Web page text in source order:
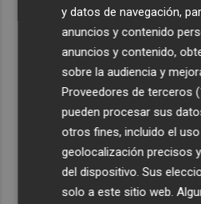
y datos de navegación,
anuncios y contenido
anuncios y contenido,
sobre la audiencia y
Proveedores de terceros
pueden procesar sus
otros fines, incluido el
geolocalización precisos
del dispositivo. Sus
solo a este sitio web.